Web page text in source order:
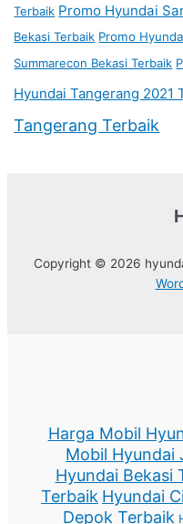
Terbaik Promo Hyundai
Bekasi Terbaik Promo
Summarecon Bekasi Terbaik
Hyundai Tangerang 2021
Tangerang Terbaik
Copyright © 2026
Harga Mobil
Mobil Hyundai
Hyundai Bekasi
Terbaik Hyundai
Depok Terbaik